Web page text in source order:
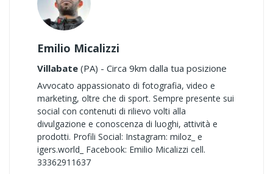
Emilio Micalizzi
Villabate (PA) - Circa 9km dalla tua posizione
Avvocato appassionato di fotografia, video e
marketing, oltre che di sport. Sempre presente sui
social con contenuti di rilievo volti alla
divulgazione e conoscenza di luoghi, attività e
prodotti. Profili Social: Instagram: miloz_ e
igers.world_ Facebook: Emilio Micalizzi cell.
33362911637